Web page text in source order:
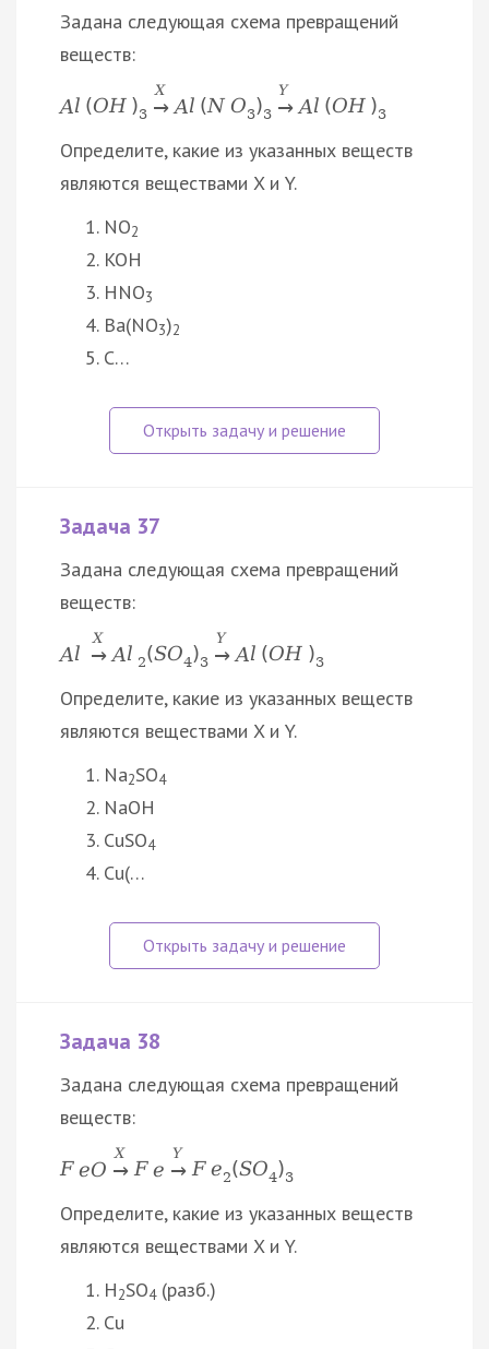
Задана следующая схема превращений
веществ:
Al (OH )3
X
→ Al (N O3)3
Y
→ Al (OH )3
Определите, какие из указанных веществ
являются веществами X и Y.
NO2
KOH
HNO3
Ba(NO3)2
C…
Задача 37
Задана следующая схема превращений
веществ:
Al
X
→ Al 2(SO4)3
Y
→ Al (OH )3
Определите, какие из указанных веществ
являются веществами X и Y.
Na2SO4
NaOH
CuSO4
Cu(…
Задача 38
Задана следующая схема превращений
веществ:
FeO
X
→ F e
Y
→ F e2(SO4)3
Определите, какие из указанных веществ
являются веществами X и Y.
H2SO4(разб.)
Cu